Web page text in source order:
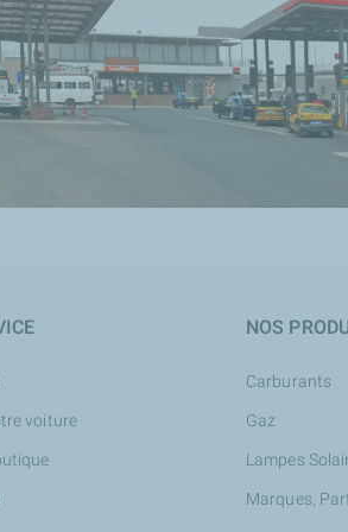
carburant.Avantages directs pour
des systèmes de post-
coûts d'entretien de votre auto
la consommation de carburant et des
avec tous les types d'utilisation des
voiture
NOS
Carburants
Gaz
Lampes
Marques,